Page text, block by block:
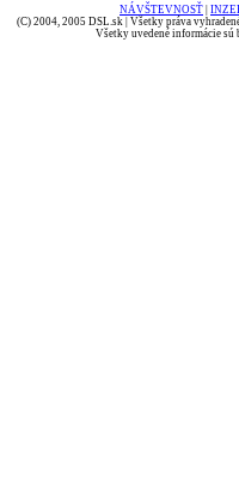
NÁVŠTEVNOSŤ
(C) 2004, 2005 DSL.sk | Všetky práva
Všetky uvedené informácie sú